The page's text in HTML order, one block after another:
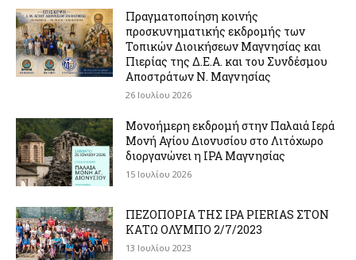
Πραγματοποίηση κοινής
προσκυνηματικής εκδρομής των
Τοπικών Διοικήσεων Μαγνησίας και
Πιερίας της Δ.Ε.Α. και του Συνδέσμου
Αποστράτων Ν. Μαγνησίας
26 Ιουλίου 2026
Μονοήμερη εκδρομή στην Παλαιά Ιερά
Μονή Αγίου Διονυσίου στο Λιτόχωρο
διοργανώνει η IPA Μαγνησίας
15 Ιουλίου 2026
ΠΕΖΟΠΟΡΙΑ ΤΗΣ IPA PIERIAS ΣΤΟΝ
ΚΑΤΩ ΟΛΥΜΠΟ 2/7/2023
13 Ιουλίου 2023